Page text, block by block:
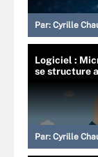
Par: Cyrille
Logiciel :
se structure
Par: Cyrille